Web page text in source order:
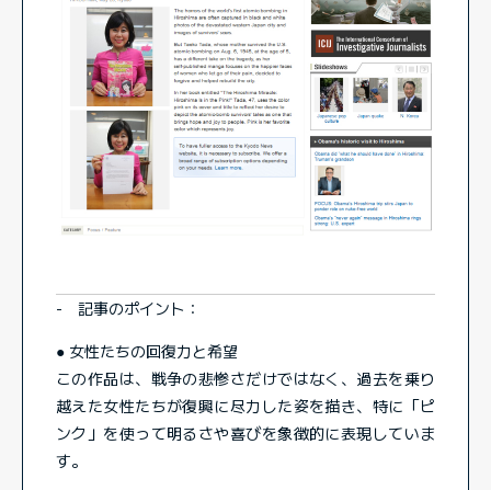
- 記事のポイント：
● 女性たちの回復力と希望
この作品は、戦争の悲惨さだけではなく、過去を乗り
越えた女性たちが復興に尽力した姿を描き、特に「ピ
ンク」を使って明るさや喜びを象徴的に表現していま
す。